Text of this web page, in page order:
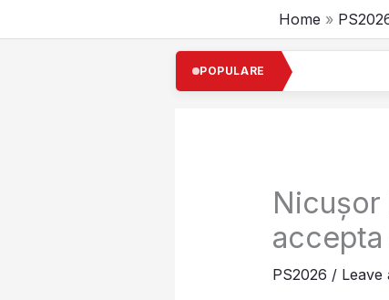
to
Home
POPULARE Cel
Nicușor
PS2026 / Leave